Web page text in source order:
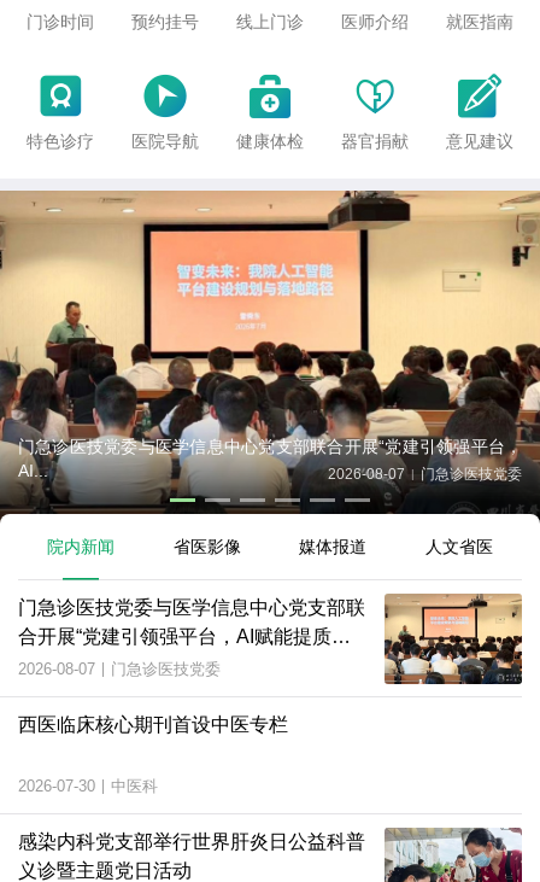
门诊时间 预约挂号 线上门诊 医师介绍 就医指南

特色诊疗

医院导航

健康体检

器官捐献

意见建议
门急诊医技党委与医学信息中心党支部联合开展“党建引领强平台，
AI...
2026-08-07 | 门急诊医技党委
院内新闻 省医影像 媒体报道 人文省医
门急诊医技党委与医学信息中心党支部联
合开展“党建引领强平台，AI赋能提质
效”主题党日活动
2026-08-07 | 门急诊医技党委
西医临床核心期刊首设中医专栏
2026-07-30 | 中医科
感染内科党支部举行世界肝炎日公益科普
义诊暨主题党日活动